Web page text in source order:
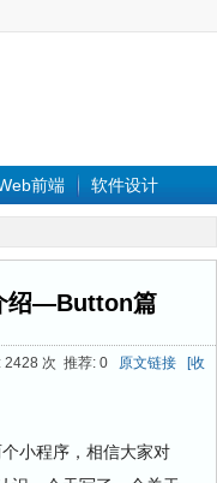
前端 软件设计
绍—Button篇
2428 次 推荐: 0 原文链接
[收
小程序，相信大家对